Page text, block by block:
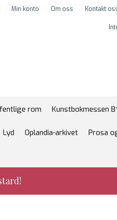
Min konto Om oss Kontakt
rom Kunstbokmessen
Lyd Oplandia-arkivet Prosa